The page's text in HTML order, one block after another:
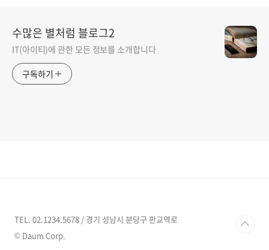
수많은 별처럼 블로그2
IT(아이티)에 관한 모든 정보를 소개합니다
구독하기
TEL. 02.1234.5678 / 경기 성남시 분당구 판교역로
© Daum Corp.